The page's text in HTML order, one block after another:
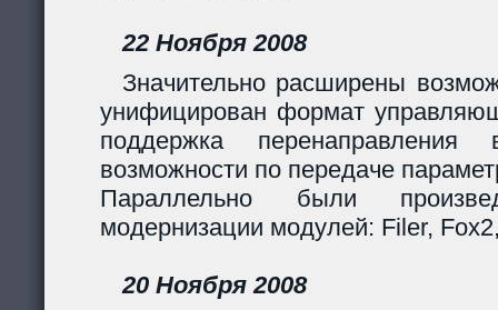
22 Ноября 2008
Значительно расширены
унифицирован формат
поддержка
возможности по передаче
Параллельно были
модернизации модулей: Filer,
20 Ноября 2008